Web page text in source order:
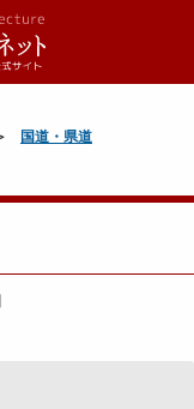
国道・県道